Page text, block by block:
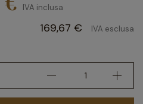
IVA inclusa
169,67 € IVA esclusa